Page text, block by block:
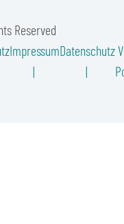
Reserved
ImpressumDatenschutz